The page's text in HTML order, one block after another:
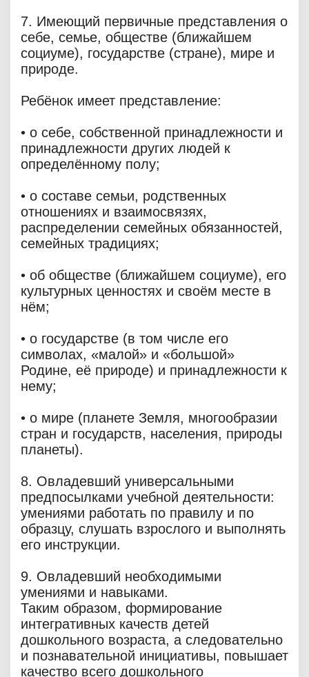
7. Имеющий первичные представления о
себе, семье, обществе (ближайшем
социуме), государстве (стране), мире и
природе.
Ребёнок имеет представление:
• о себе, собственной принадлежности и
принадлежности других людей к
определённому полу;
• о составе семьи, родственных
отношениях и взаимосвязях,
распределении семейных обязанностей,
семейных традициях;
• об обществе (ближайшем социуме), его
культурных ценностях и своём месте в
нём;
• о государстве (в том числе его
символах, «малой» и «большой»
Родине, её природе) и принадлежности к
нему;
• о мире (планете Земля, многообразии
стран и государств, населения, природы
планеты).
8. Овладевший универсальными
предпосылками учебной деятельности:
умениями работать по правилу и по
образцу, слушать взрослого и выполнять
его инструкции.
9. Овладевший необходимыми
умениями и навыками.
Таким образом, формирование
интегративных качеств детей
дошкольного возраста, а следовательно
и познавательной инициативы, повышает
качество всего дошкольного